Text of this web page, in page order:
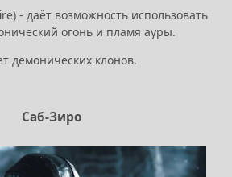
- даёт возможность использовать
огонь и пламя ауры.
демонических клонов.
Саб-Зиро